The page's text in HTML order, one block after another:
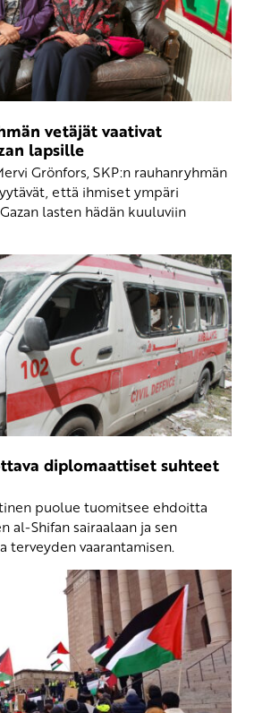
vetäjät vaativat
lapsille
Grönfors, SKP:n rauhanryhmän
että ihmiset ympäri
lasten hädän kuuluviin
diplomaattiset suhteet
puolue tuomitsee ehdoitta
al-Shifan sairaalaan ja sen
terveyden vaarantamisen.